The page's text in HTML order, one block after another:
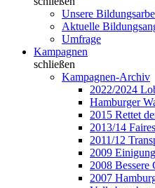
Unsere
Aktuelle
Umfrage
Kampagnen
schließen
Kampagnen-Archiv
2022/2024
Hamburger
2015 Rettet
2013/14
2011/12
2009
2008 Bessere
2007